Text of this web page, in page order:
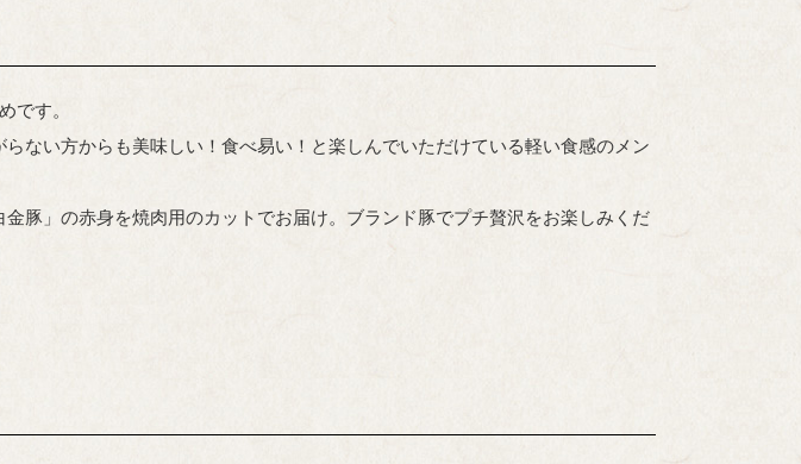
です。
ない方からも美味しい！食べ易い！と楽しんでいただけている軽い食感のメン
豚」の赤身を焼肉用のカットでお届け。ブランド豚でプチ贅沢をお楽しみくだ